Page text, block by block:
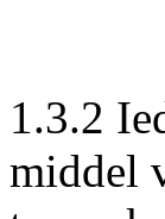
1.3.2
middel